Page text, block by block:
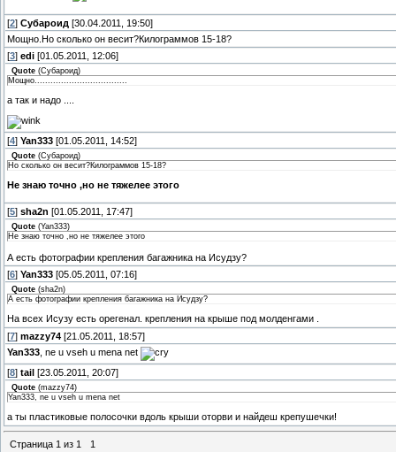
[2] Субароид [30.04.2011, 19:50]
Мощно.Но сколько он весит?Килограммов 15-18?
[3] edi [01.05.2011, 12:06]
Quote (Субароид)
Мощно...................................
а так и надо ....
[4] Yan333 [01.05.2011, 14:52]
Quote (Субароид)
Но сколько он весит?Килограммов 15-18?
Не знаю точно ,но не тяжелее этого
[5] sha2n [01.05.2011, 17:47]
Quote (Yan333)
Не знаю точно ,но не тяжелее этого
А есть фотографии крепления багажника на Исудзу?
[6] Yan333 [05.05.2011, 07:16]
Quote (sha2n)
А есть фотографии крепления багажника на Исудзу?
На всех Исузу есть орегенал. крепления на крыше под молденгами .
[7] mazzy74 [21.05.2011, 18:57]
Yan333, ne u vseh u mena net
[8] tail [23.05.2011, 20:07]
Quote (mazzy74)
Yan333, ne u vseh u mena net
а ты пластиковые полосочки вдоль крыши оторви и найдеш крепушечки!
Страница 1 из 1 1